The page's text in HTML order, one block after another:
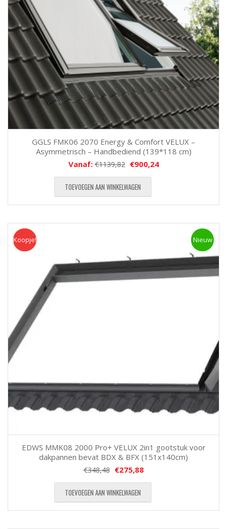
GGLS FMK06 2070 Energy & Comfort VELUX –
Asymmetrisch – Handbediend (139*118 cm)
Vanaf:€1139,82 €900,24
TOEVOEGEN AAN WINKELWAGEN
Koopje Nieuw
Koopje!
EDWS MMK08 2000 Pro+ VELUX 2in1 gootstuk voor
dakpannen bevat BDX & BFX (151x140cm)
€348,48 €275,88
TOEVOEGEN AAN WINKELWAGEN